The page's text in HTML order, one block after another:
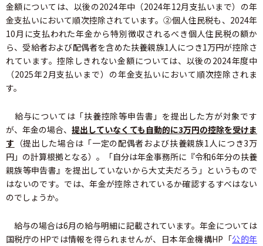
金額については、以後の2024年中（2024年12月支払いまで）の年
金支払いにおいて順次控除されています。②個人住民税も、2024年
10月に支払われた年金から特別徴収されるべき個人住民税の額か
ら、受給者および配偶者を含めた扶養親族1人につき1万円が控除さ
れています。控除しきれない金額については、以後の2024年度中
（2025年2月支払いまで）の年金支払いにおいて順次控除されま
す。
給与については「扶養控除等申告書」を提出した方が対象です
が、年金の場合、提出していなくても自動的に3万円の控除を受けま
す （提出した場合は「一定の配偶者および扶養親族1人につき3万
円」の計算根拠となる）。「自分は年金事務所に『令和6年分の扶養
親族等申告書』を提出していないから大丈夫だろう」というもので
はないのです。では、年金が控除されているか確認するすべはない
のでしょうか。
給与の場合は6月の給与明細に記載されています。年金については
国税庁のHPでは情報を得られませんが、日本年金機構HP「公的年